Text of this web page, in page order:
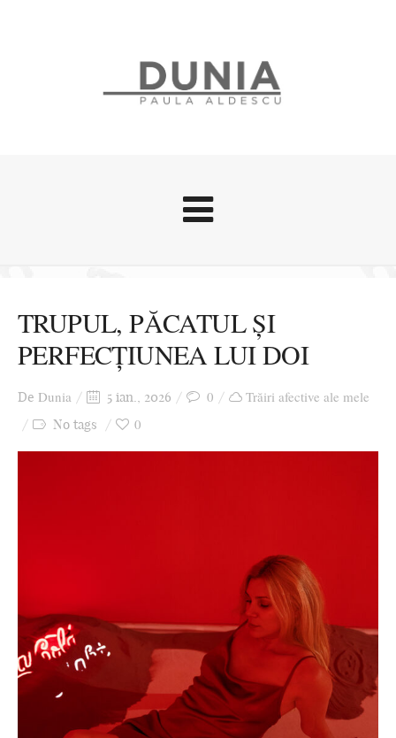
Stari afective
Zice Dunia
Călătorii
Cursuri povestite
TRUPUL, PĂCATUL ȘI
PERFECȚIUNEA LUI DOI
De Dunia 5 ian., 2026 0 Trăiri afective ale mele
No tags 0